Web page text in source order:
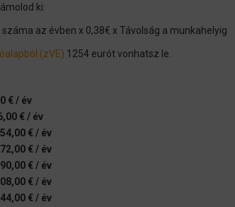
ki:
az évben x 0,38€ x Távolság a munkahelyig
(zVE) 1254 eurót vonhatsz le.
€ / év
€ / év
€ / év
€ / év
€ / év
€ / év
€ / év